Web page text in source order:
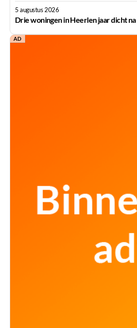
5 augustus 2026
Drie woningen in Heerlen jaar dicht
AD